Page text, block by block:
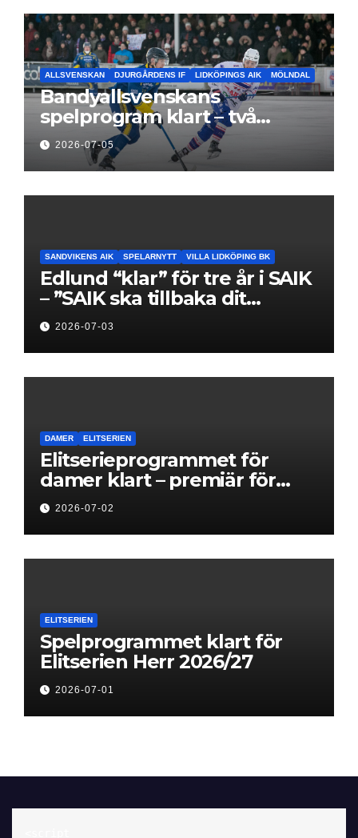
ALLSVENSKAN DJURGÅRDENS IF LIDKÖPINGS AIK MÖLNDAL
Bandyallsvenskans
spelprogram klart – två
föreningar jagar sin
elitseriesäsong
2026-07-05
SANDVIKENS AIK SPELARNYTT VILLA LIDKÖPING BK
Edlund “klar” för tre år i SAIK
– ”SAIK ska tillbaka dit
klubben hör hemma”
2026-07-03
DAMER ELITSERIEN
Elitserieprogrammet för
damer klart – premiär för
Next Level
2026-07-02
ELITSERIEN
Spelprogrammet klart för
Elitserien Herr 2026/27
2026-07-01